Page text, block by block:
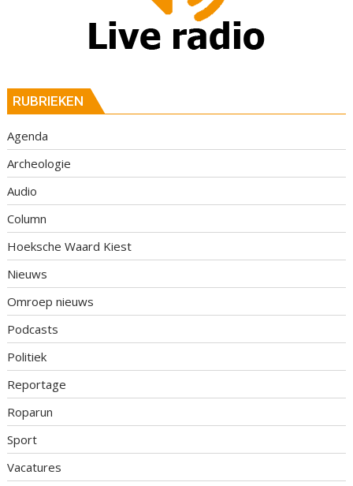
RUBRIEKEN
Agenda
Archeologie
Audio
Column
Hoeksche Waard Kiest
Nieuws
Omroep nieuws
Podcasts
Politiek
Reportage
Roparun
Sport
Vacatures